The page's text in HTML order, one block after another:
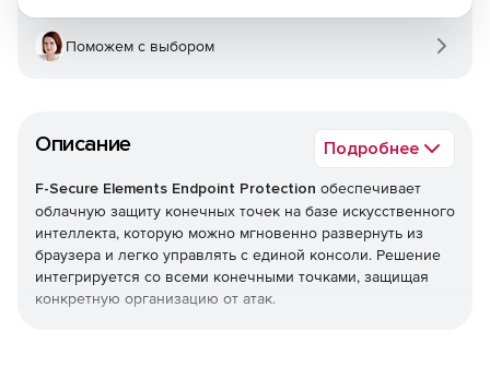
Описание Подробнее
F-Secure Elements Endpoint Protection обеспечивает
облачную защиту конечных точек на базе искусственного
интеллекта, которую можно мгновенно развернуть из
браузера и легко управлять с единой консоли. Решение
интегрируется со всеми конечными точками, защищая
конкретную организацию от атак.
Поможем с выбором